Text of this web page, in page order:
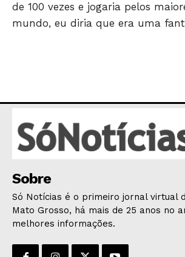
EDUCAÇÃO
SAÚDE
de 100 vezes e jogaria pelos
mundo, eu diria que era uma
Sobre
Só Notícias é o primeiro jornal virtual
Mato Grosso, há mais de 25 anos no
melhores informações.